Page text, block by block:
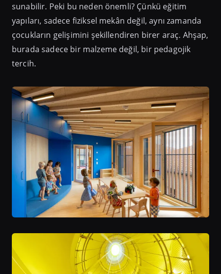
sunabilir. Peki bu neden önemli? Çünkü eğitim
yapıları, sadece fiziksel mekân değil, aynı zamanda
çocukların gelişimini şekillendiren birer araç. Ahşap,
burada sadece bir malzeme değil, bir pedagojik
tercih.